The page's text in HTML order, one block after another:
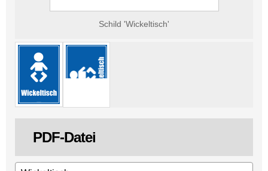
Schild 'Wickeltisch'
PDF-Datei